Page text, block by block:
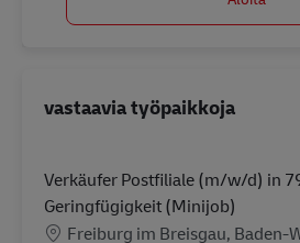
vastaavia työpaikkoja
Verkäufer Postfiliale (m/w/d) in
Geringfügigkeit (Minijob)
SijaintiFreiburg im Breisgau, Baden-